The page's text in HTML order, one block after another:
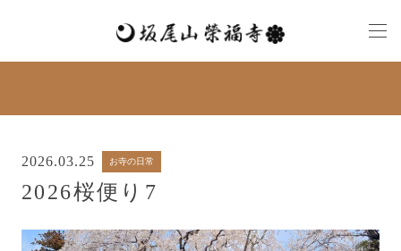
2026.03.25 お寺の日常
2026桜便り7